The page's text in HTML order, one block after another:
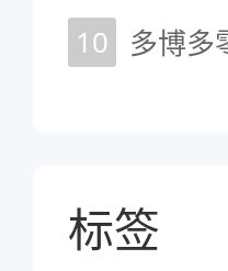
10
多博多
标签